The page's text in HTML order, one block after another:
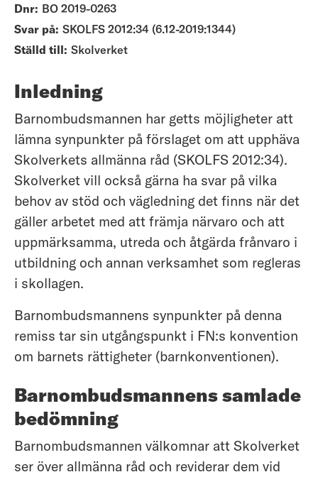
Dnr: BO 2019-0263
Svar på: SKOLFS 2012:34 (6.12-2019:1344)
Ställd till: Skolverket
Inledning
Barnombudsmannen har getts möjligheter att
lämna synpunkter på förslaget om att upphäva
Skolverkets allmänna råd (SKOLFS 2012:34).
Skolverket vill också gärna ha svar på vilka
behov av stöd och vägledning det finns när det
gäller arbetet med att främja närvaro och att
uppmärksamma, utreda och åtgärda frånvaro i
utbildning och annan verksamhet som regleras
i skollagen.
Barnombudsmannens synpunkter på denna
remiss tar sin utgångspunkt i FN:s konvention
om barnets rättigheter (barnkonventionen).
Barnombudsmannens samlade
bedömning
Barnombudsmannen välkomnar att Skolverket
ser över allmänna råd och reviderar dem vid